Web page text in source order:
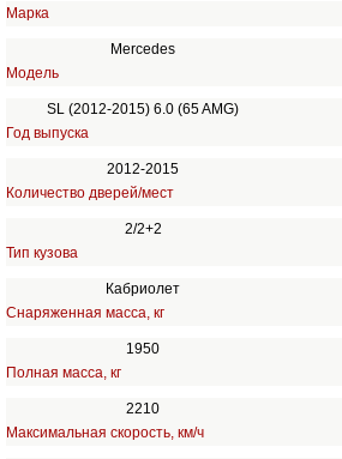
Марка
Mercedes
Модель
SL (2012-2015) 6.0 (65 AMG)
Год выпуска
2012-2015
Количество дверей/мест
2/2+2
Тип кузова
Кабриолет
Снаряженная масса, кг
1950
Полная масса, кг
2210
Максимальная скорость, км/ч